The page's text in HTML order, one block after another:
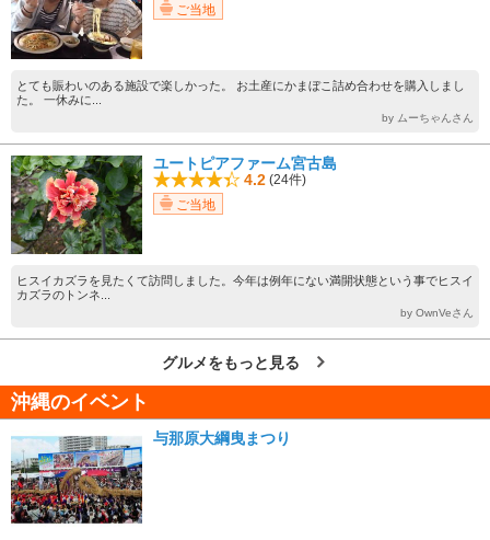
ご当地
とても賑わいのある施設で楽しかった。 お土産にかまぼこ詰め合わせを購入しまし
た。 一休みに...
by ムーちゃんさん
ユートピアファーム宮古島
4.2 (24件)
ご当地
ヒスイカズラを見たくて訪問しました。今年は例年にない満開状態という事でヒスイ
カズラのトンネ...
by OwnVeさん
グルメをもっと見る
沖縄のイベント
与那原大綱曳まつり